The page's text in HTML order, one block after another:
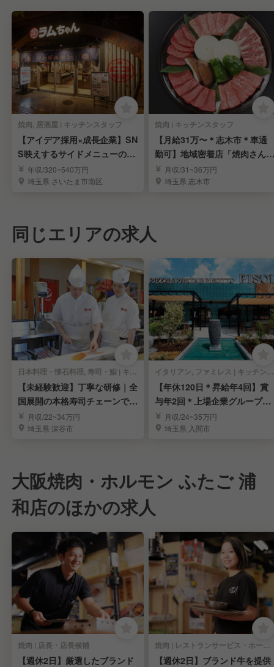
焼肉, 居酒屋 | キッチンスタッフ
【アイデア採用×成長企業】SN
S映えするサイドメニューの発
案も叶う環境！
年収/320~540万円
埼玉県 さいたま市南区
焼肉 | キッチンスタッフ
【月給31万〜＊志木市＊車通
勤可】地域密着店「焼肉さんあ
い」のスタッフ募集
月収/31~36万円
埼玉県 志木市
同じエリアの求人
日本料理・懐石料理, 寿司・鮨 | キッチンスタッフ
【未経験歓迎】丁寧な研修｜全
国展開の本格寿司チェーンで寿
司職人を目指す！
月収/22~34万円
埼玉県 深谷市
イタリアン, ファミレス | キッチンスタッフ
【年休120日＊昇給年4回】賞
与年2回＊上場企業グループで
料理長を募集
月収/24~35万円
埼玉県 入間市
大阪焼肉・ホルモン ふたご 浦
和店のほかの求人
焼肉 | 店長・店長候補
【週休2日】厳選したブランド
焼肉 | レストランサービス・ホールスタッフ
【週休2日】ブランド牛を提供